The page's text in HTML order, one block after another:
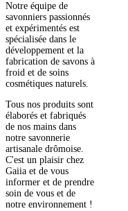
Notre équipe de
savonniers passionnés
et expérimentés est
spécialisée dans le
développement et la
fabrication de savons à
froid et de soins
cosmétiques naturels.
Tous nos produits sont
élaborés et fabriqués
de nos mains dans
notre savonnerie
artisanale drômoise.
C'est un plaisir chez
Gaiia et de vous
informer et de prendre
soin de vous et de
notre environnement !